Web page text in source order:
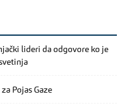
lideri da odgovore ko je
Pojas Gaze